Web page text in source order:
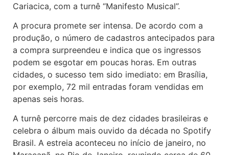
Cariacica, com a turnê “Manifesto Musical”.
A procura promete ser intensa. De acordo com a
produção, o número de cadastros antecipados para
a compra surpreendeu e indica que os ingressos
podem se esgotar em poucas horas. Em outras
cidades, o sucesso tem sido imediato: em Brasília,
por exemplo, 72 mil entradas foram vendidas em
apenas seis horas.
A turnê percorre mais de dez cidades brasileiras e
celebra o álbum mais ouvido da década no Spotify
Brasil. A estreia aconteceu no início de janeiro, no